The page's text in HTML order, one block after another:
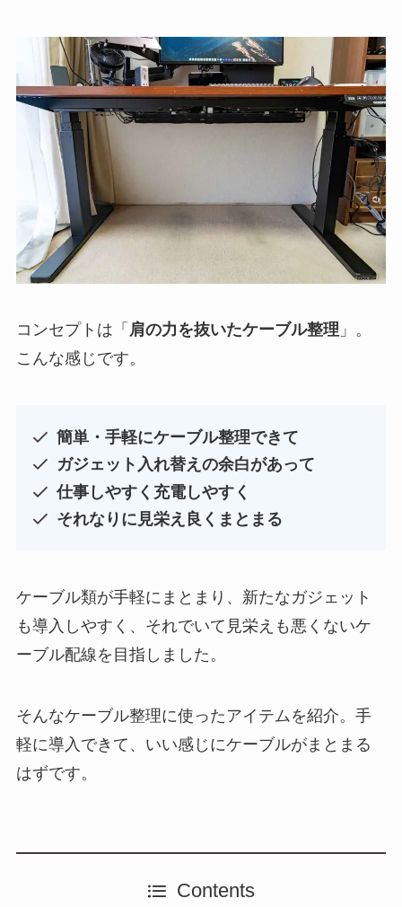
コンセプトは「 肩の力を抜いたケーブル整理 」。
こんな感じです。
簡単・手軽にケーブル整理できて
ガジェット入れ替えの余白があって
仕事しやすく充電しやすく
それなりに見栄え良くまとまる
ケーブル類が手軽にまとまり、新たなガジェット
も導入しやすく、それでいて見栄えも悪くないケ
ーブル配線を目指しました。
そんなケーブル整理に使ったアイテムを紹介。手
軽に導入できて、いい感じにケーブルがまとまる
はずです。
Contents